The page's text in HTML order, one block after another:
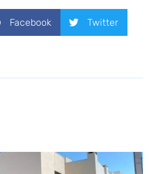
Facebook Twitter